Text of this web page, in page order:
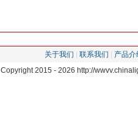
关于我们 联系我们
产品介
Copyright 2015 - 2026 http://